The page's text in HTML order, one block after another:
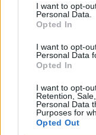
I want to opt-
Personal Data.
Opted In
I want to opt-
Personal Data
Opted In
I want to opt-
Retention,
Personal Data
Purposes for
Opted Out
KEDVES
A keresett cikk
tartozik,
Az előfizetés a
Portfolio.hu
Kötéslisták: